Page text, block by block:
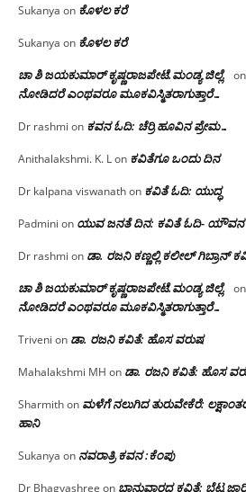
Sukanya on ಕೊಳಲ ಕರೆ
Sukanya on ಕೊಳಲ ಕರೆ
ಚಾ ಶಿ ಜಯಕುಮಾರ್ ಕೃಷ್ಣರಾಜಪೇಟೆ.ಮಂಡ್ಯ ಜಿಲ್ಲೆ. on
ನೋಡಿದರೆ ಎಂಥವರೂ ಮೂಕವಿಸ್ಮಿತರಾಗುತ್ತಾರೆ…
Dr rashmi on ಕವನ ಓದಿ: ಚೆರ್ರಿ ಹೂವಿನ ಪ್ರೇಮ…
Anithalakshmi. K. Lon ಕವಿತೆಗೂ ಒಂದು ದಿನ
Dr kalpana viswanathon ಕವಿತೆ ಓದಿ: ಯುದ್ಧ
Padmini on ಯುವ ಜನತೆ ದಿನ: ಕವಿತೆ ಓದಿ- ಯೌವನ
Dr rashmi on ಡಾ. ರಜನಿ‌ ಕಣ್ಣಲ್ಲಿ ಕಲೀಲ್ ಗಿಬ್ರಾನ್
ಚಾ ಶಿ ಜಯಕುಮಾರ್ ಕೃಷ್ಣರಾಜಪೇಟೆ.ಮಂಡ್ಯ ಜಿಲ್ಲೆ. on
ನೋಡಿದರೆ ಎಂಥವರೂ ಮೂಕವಿಸ್ಮಿತರಾಗುತ್ತಾರೆ…
Triveni on ಡಾ. ರಜನಿ ಕವಿತೆ: ಹೊಸ ವರುಷ
Mahalakshmi MH on ಡಾ. ರಜನಿ ಕವಿತೆ: ಹೊಸ
Sharmithon ಮಳೆಗೆ ನಲುಗಿದ ತುರುವೇಕೆರೆ:
ಹಾನಿ
Sukanya on ನವರಾತ್ರಿ ಕವನ :ಕೆಂಪು
Dr Bhagyashree on ಭಾನುವಾರದ ಕವಿತೆ: ಬೆಟ್ಟ ಜಾರಿ